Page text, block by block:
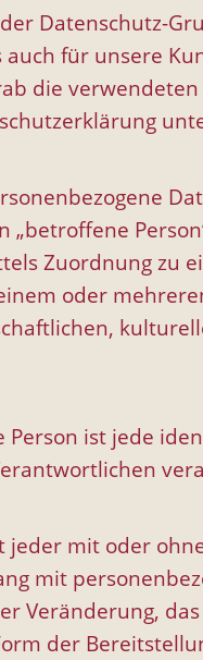
Datenschutz-
für unsere
die
„betroffene
Zuordnung zu
oder
ist jede
jeder mit oder
mit
Veränderung,
der